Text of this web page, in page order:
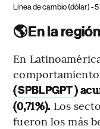
Línea de cambio (dólar) -
🌎En la
En
(SPBLPGPT)
(0,71%). Los
fueron los más